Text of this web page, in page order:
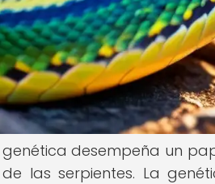
desempeña un
las serpientes. La